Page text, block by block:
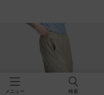
メニュー 検索